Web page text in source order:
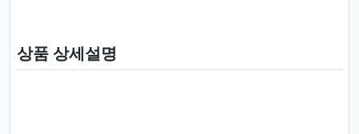
상품 상세설명